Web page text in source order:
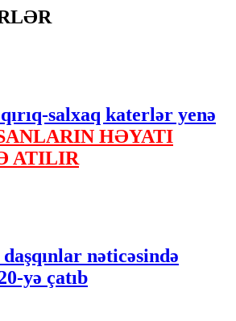
salxaq katerlər yenə
HƏYATI
ATILIR
nəticəsində
yə çatıb